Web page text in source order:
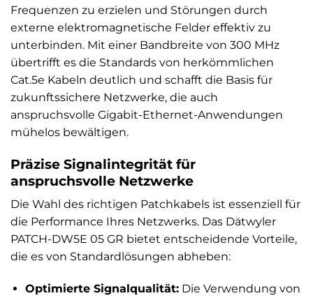
Frequenzen zu erzielen und Störungen durch
externe elektromagnetische Felder effektiv zu
unterbinden. Mit einer Bandbreite von 300 MHz
übertrifft es die Standards von herkömmlichen
Cat.5e Kabeln deutlich und schafft die Basis für
zukunftssichere Netzwerke, die auch
anspruchsvolle Gigabit-Ethernet-Anwendungen
mühelos bewältigen.
Präzise Signalintegrität für
anspruchsvolle Netzwerke
Die Wahl des richtigen Patchkabels ist essenziell für
die Performance Ihres Netzwerks. Das Dätwyler
PATCH-DW5E 05 GR bietet entscheidende Vorteile,
die es von Standardlösungen abheben:
Optimierte Signalqualität:Die Verwendung von